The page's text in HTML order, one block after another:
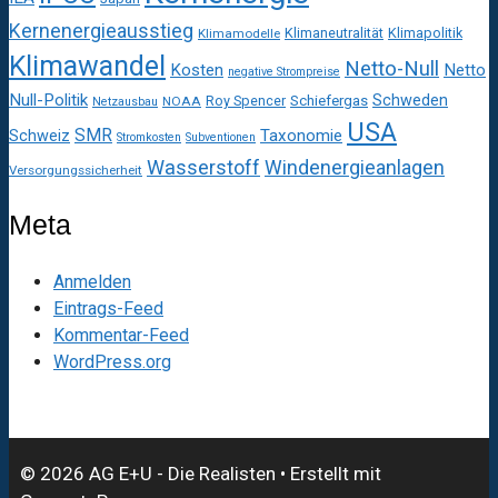
Kernenergieausstieg Klimamodelle Klimaneutralität Klimapolitik
Klimawandel Kosten negative Strompreise Netto-Null Netto
Null-Politik Netzausbau NOAA Roy Spencer Schiefergas Schweden
Schweiz SMR Stromkosten Subventionen Taxonomie USA
Versorgungssicherheit Wasserstoff Windenergieanlagen
Meta
Anmelden
Eintrags-Feed
Kommentar-Feed
WordPress.org
© 2026 AG E+U - Die Realisten • Erstellt mit